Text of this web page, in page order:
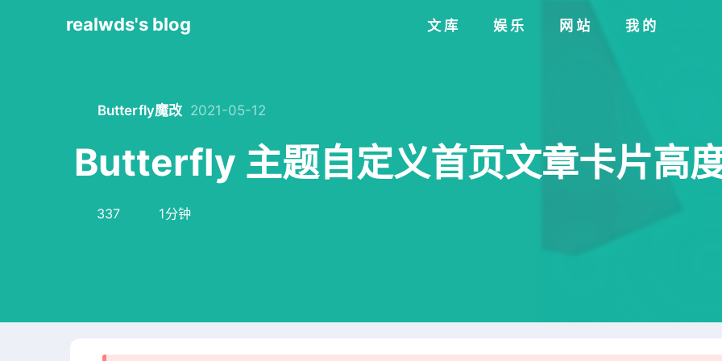
realwds's blog 文库 娱乐 网站 我的
Butterfly魔改 2021-05-12
Butterfly 主题自定义首页文章卡片高
337 1分钟